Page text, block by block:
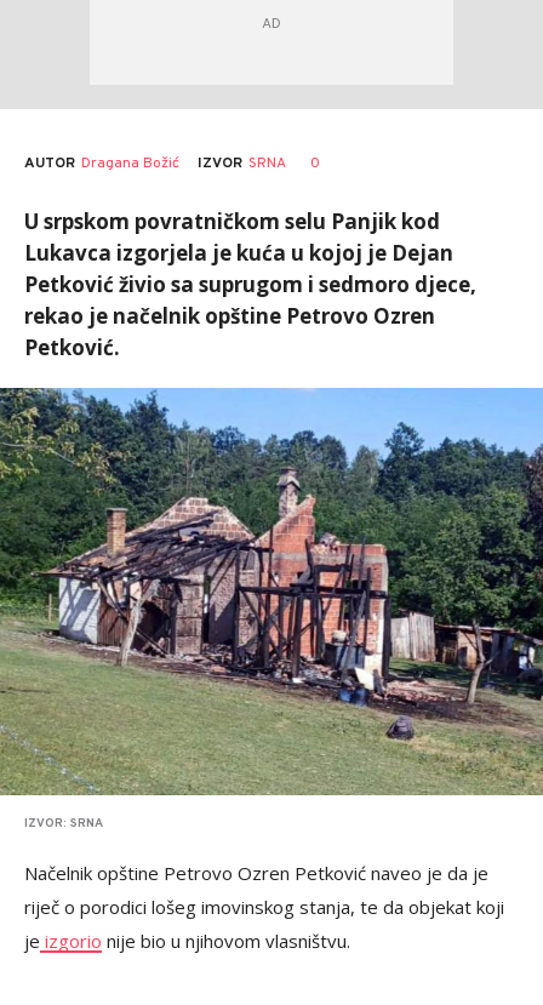
AUTOR Dragana Božić IZVOR SRNA 0
U srpskom povratničkom selu Panjik kod
Lukavca izgorjela je kuća u kojoj je Dejan
Petković živio sa suprugom i sedmoro djece,
rekao je načelnik opštine Petrovo Ozren
Petković.
IZVOR: SRNA
Načelnik opštine Petrovo Ozren Petković naveo je da je
riječ o porodici lošeg imovinskog stanja, te da objekat koji
je izgorio nije bio u njihovom vlasništvu.